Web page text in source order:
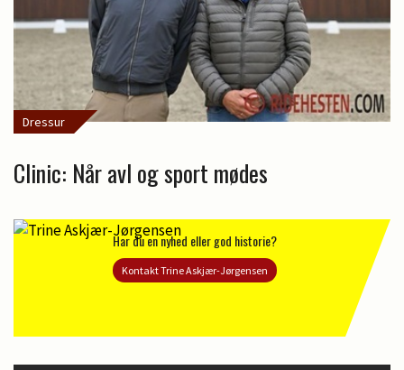
Dressur
Clinic: Når avl og sport mødes
Har du en nyhed eller god historie?
Kontakt Trine Askjær-Jørgensen